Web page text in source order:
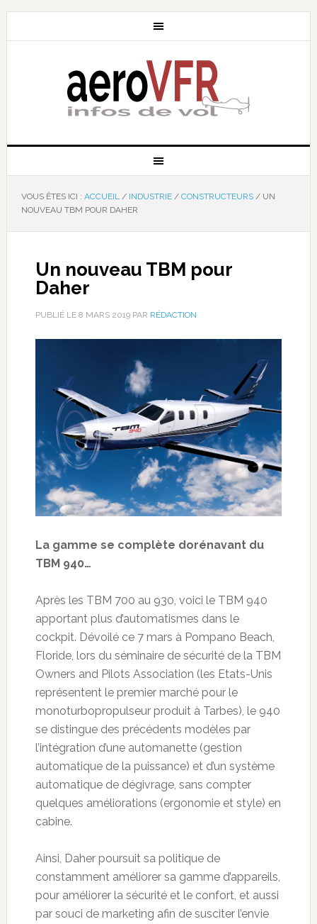
VOUS ÊTES ICI : ACCUEIL / INDUSTRIE / CONSTRUCTEURS /UN
NOUVEAU TBM POUR DAHER
Un nouveau TBM pour
Daher
PUBLIÉ LE 8 MARS 2019PAR RÉDACTION
La gamme se complète dorénavant du
TBM 940…
Après les TBM 700 au 930, voici le TBM 940
apportant plus d’automatismes dans le
cockpit. Dévoilé ce 7 mars à Pompano Beach,
Floride, lors du séminaire de sécurité de la TBM
Owners and Pilots Association (les Etats-Unis
représentent le premier marché pour le
monoturbopropulseur produit à Tarbes), le 940
se distingue des précédents modèles par
l’intégration d’une automanette (gestion
automatique de la puissance) et d’un système
automatique de dégivrage, sans compter
quelques améliorations (ergonomie et style) en
cabine.
Ainsi, Daher poursuit sa politique de
constamment améliorer sa gamme d’appareils,
pour améliorer la sécurité et le confort, et aussi
par souci de marketing afin de susciter l’envie